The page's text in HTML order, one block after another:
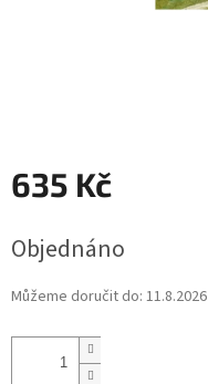
635 Kč
cena:
Objednáno
Můžeme doručit do: 11.8.2026